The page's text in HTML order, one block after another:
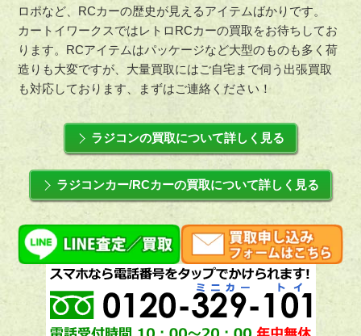
ロポなど、RCカーの歴史が見えるアイテムばかりです。
カートイワークスではレトロRCカーの買取をお待ちしてお
ります。RCアイテムはパッケージなど大型のものも多く荷
造りも大変ですが、大量買取にはご自宅まで伺う出張買取
も対応しております、まずはご連絡ください！
ラジコンの買取について詳しく見る
ラジコンカー/RCカーの買取について詳しく見る